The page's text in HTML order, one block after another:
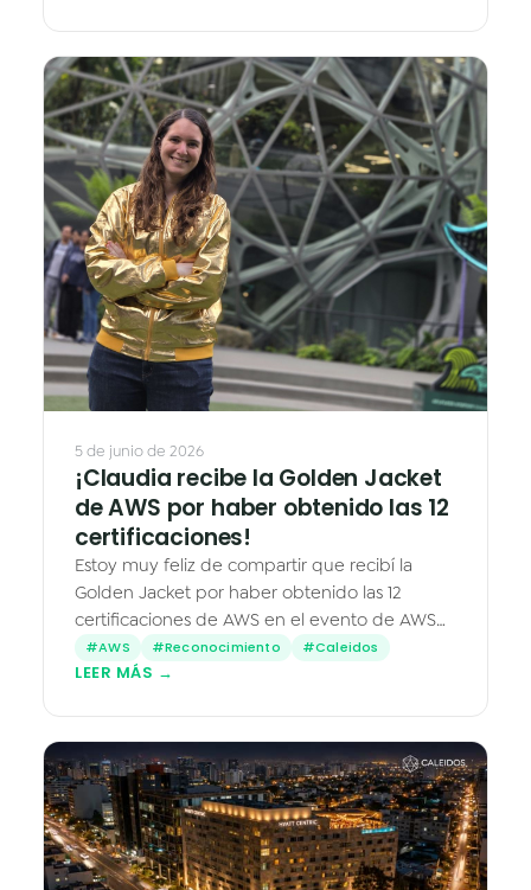
5 de junio de 2026
¡Claudia recibe la Golden Jacket
de AWS por haber obtenido las 12
certificaciones!
Estoy muy feliz de compartir que recibí la
Golden Jacket por haber obtenido las 12
certificaciones de AWS en el evento de AWS
Ambassadors en Seattle. Para mí, este logro,
más que estudiar para pasar…
#AWS #Reconocimiento #Caleidos
LEER MÁS →